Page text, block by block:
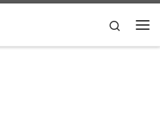
Search